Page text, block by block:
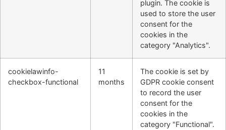
plugin. The cookie is
used to store the user
consent for the
cookies in the
category "Analytics".
cookielawinfo-
checkbox-functional
11
months
The cookie is set by
GDPR cookie consent
to record the user
consent for the
cookies in the
category "Functional".